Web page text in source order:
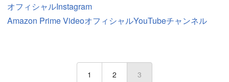
オフィシャルInstagram
Amazon Prime VideoオフィシャルYouTubeチャンネル
1 2 3